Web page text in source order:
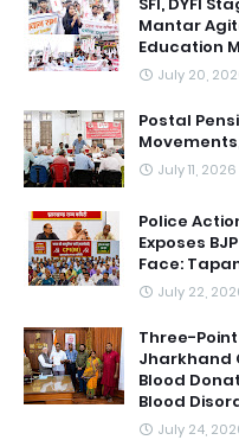
Mantar
Education
July 20,
Postal
July 11, 2026
Police
Exposes
Face:
July 22,
Three-
Jharkhand
Blood
Blood
July 24,